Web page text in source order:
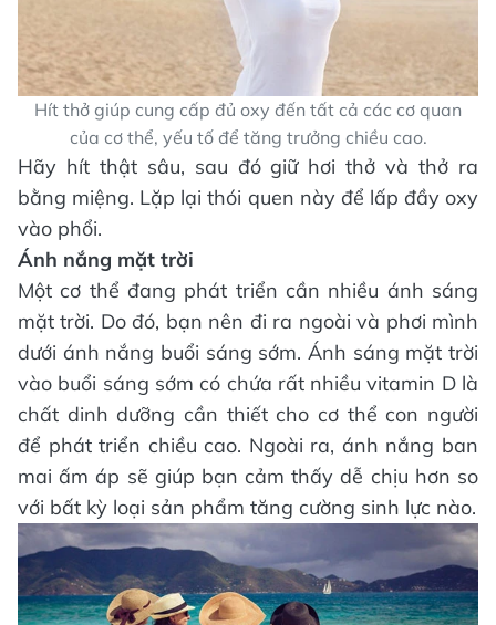
Hít thở giúp cung cấp đủ oxy đến tất cả các cơ quan
của cơ thể, yếu tố để tăng trưởng chiều cao.
Hãy hít thật sâu, sau đó giữ hơi thở và thở ra
bằng miệng. Lặp lại thói quen này để lấp đầy oxy
vào phổi.
Ánh nắng mặt trời
Một cơ thể đang phát triển cần nhiều ánh sáng
mặt trời. Do đó, bạn nên đi ra ngoài và phơi mình
dưới ánh nắng buổi sáng sớm. Ánh sáng mặt trời
vào buổi sáng sớm có chứa rất nhiều vitamin D là
chất dinh dưỡng cần thiết cho cơ thể con người
để phát triển chiều cao. Ngoài ra, ánh nắng ban
mai ấm áp sẽ giúp bạn cảm thấy dễ chịu hơn so
với bất kỳ loại sản phẩm tăng cường sinh lực nào.